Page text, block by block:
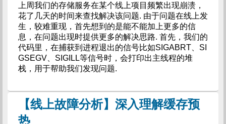
上周我们的存储服务在某个线上项目频繁出现崩溃，
花了几天的时间来查找解决该问题. 由于问题在线上发
生，较难重现，首先想到的是能不能加上更多的信
息，在问题出现时提供更多的解决思路. 首先，我们的
代码里，在捕获到进程退出的信号比如SIGABRT、SI
GSEGV、SIGILL等信号时，会打印出主线程的堆
栈，用于帮助我们发现问题.
【线上故障分析】深入理解缓存预
热